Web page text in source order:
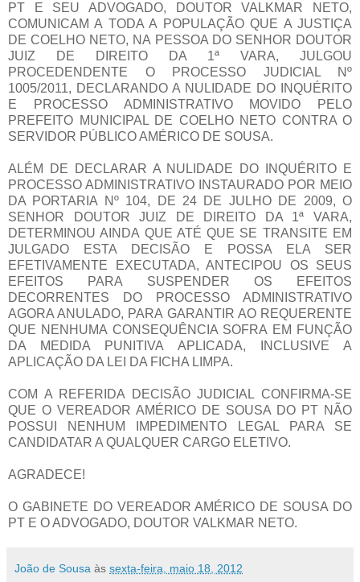
PT E SEU ADVOGADO, DOUTOR VALKMAR NETO,
COMUNICAM A TODA A POPULAÇÃO QUE A JUSTIÇA
DE COELHO NETO, NA PESSOA DO SENHOR DOUTOR
JUIZ DE DIREITO DA 1ª VARA, JULGOU
PROCEDENDENTE O PROCESSO JUDICIAL Nº
1005/2011, DECLARANDO A NULIDADE DO INQUÉRITO
E PROCESSO ADMINISTRATIVO MOVIDO PELO
PREFEITO MUNICIPAL DE COELHO NETO CONTRA O
SERVIDOR PÚBLICO AMÉRICO DE SOUSA.
ALÉM DE DECLARAR A NULIDADE DO INQUÉRITO E
PROCESSO ADMINISTRATIVO INSTAURADO POR MEIO
DA PORTARIA Nº 104, DE 24 DE JULHO DE 2009, O
SENHOR DOUTOR JUIZ DE DIREITO DA 1ª VARA,
DETERMINOU AINDA QUE ATÉ QUE SE TRANSITE EM
JULGADO ESTA DECISÃO E POSSA ELA SER
EFETIVAMENTE EXECUTADA, ANTECIPOU OS SEUS
EFEITOS PARA SUSPENDER OS EFEITOS
DECORRENTES DO PROCESSO ADMINISTRATIVO
AGORA ANULADO, PARA GARANTIR AO REQUERENTE
QUE NENHUMA CONSEQUÊNCIA SOFRA EM FUNÇÃO
DA MEDIDA PUNITIVA APLICADA, INCLUSIVE A
APLICAÇÃO DA LEI DA FICHA LIMPA.
COM A REFERIDA DECISÃO JUDICIAL CONFIRMA-SE
QUE O VEREADOR AMÉRICO DE SOUSA DO PT NÃO
POSSUI NENHUM IMPEDIMENTO LEGAL PARA SE
CANDIDATAR A QUALQUER CARGO ELETIVO.
AGRADECE!
O GABINETE DO VEREADOR AMÉRICO DE SOUSA DO
PT E O ADVOGADO, DOUTOR VALKMAR NETO.
João de Sousa às sexta-feira, maio 18, 2012